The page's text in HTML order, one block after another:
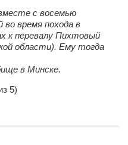
отделение КП Сумская
больница №4
независимых дистрибьюторов
с восемью
во время похода в
к перевалу Пихтовый
области). Ему тогда
в Минске.
5)